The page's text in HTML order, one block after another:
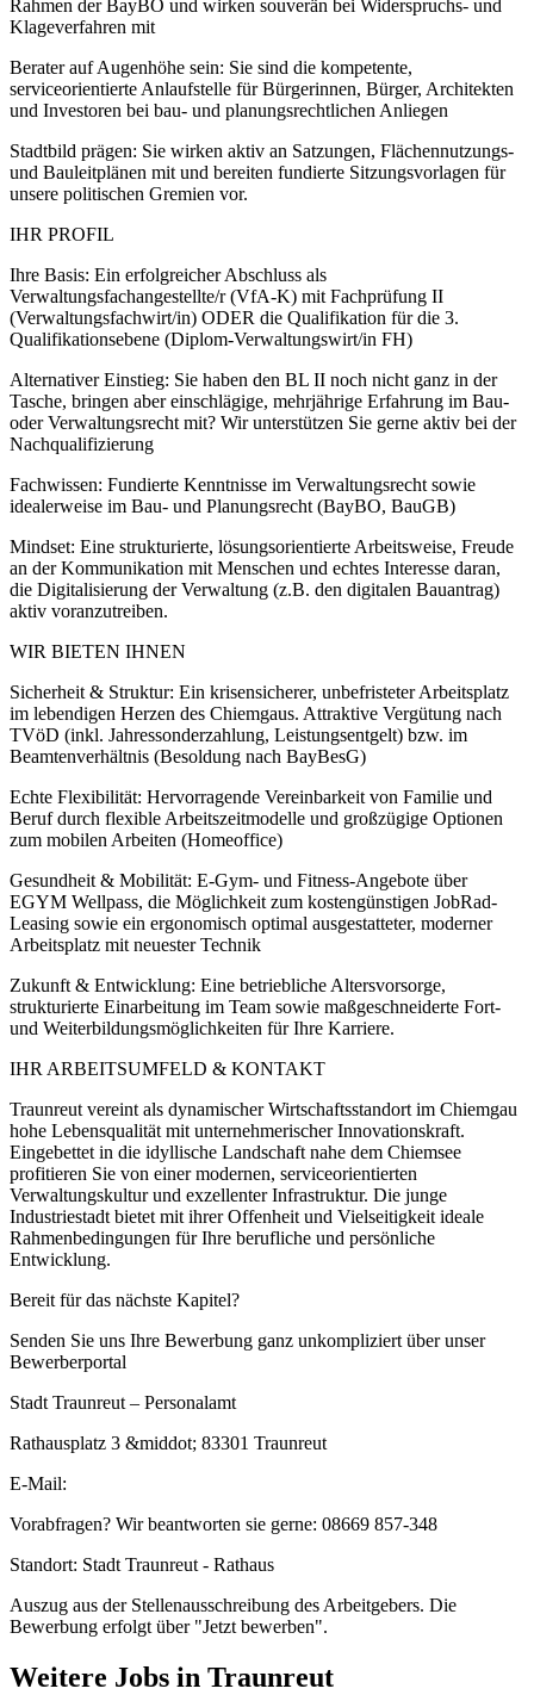
Rahmen der BayBO und wirken souverän bei Widerspruchs- und
Klageverfahren mit
Berater auf Augenhöhe sein: Sie sind die kompetente,
serviceorientierte Anlaufstelle für Bürgerinnen, Bürger, Architekten
und Investoren bei bau- und planungsrechtlichen Anliegen
Stadtbild prägen: Sie wirken aktiv an Satzungen, Flächennutzungs-
und Bauleitplänen mit und bereiten fundierte Sitzungsvorlagen für
unsere politischen Gremien vor.
IHR PROFIL
Ihre Basis: Ein erfolgreicher Abschluss als
Verwaltungsfachangestellte/r (VfA-K) mit Fachprüfung II
(Verwaltungsfachwirt/in) ODER die Qualifikation für die 3.
Qualifikationsebene (Diplom-Verwaltungswirt/in FH)
Alternativer Einstieg: Sie haben den BL II noch nicht ganz in der
Tasche, bringen aber einschlägige, mehrjährige Erfahrung im Bau-
oder Verwaltungsrecht mit? Wir unterstützen Sie gerne aktiv bei der
Nachqualifizierung
Fachwissen: Fundierte Kenntnisse im Verwaltungsrecht sowie
idealerweise im Bau- und Planungsrecht (BayBO, BauGB)
Mindset: Eine strukturierte, lösungsorientierte Arbeitsweise, Freude
an der Kommunikation mit Menschen und echtes Interesse daran,
die Digitalisierung der Verwaltung (z.B. den digitalen Bauantrag)
aktiv voranzutreiben.
WIR BIETEN IHNEN
Sicherheit & Struktur: Ein krisensicherer, unbefristeter Arbeitsplatz
im lebendigen Herzen des Chiemgaus. Attraktive Vergütung nach
TVöD (inkl. Jahressonderzahlung, Leistungsentgelt) bzw. im
Beamtenverhältnis (Besoldung nach BayBesG)
Echte Flexibilität: Hervorragende Vereinbarkeit von Familie und
Beruf durch flexible Arbeitszeitmodelle und großzügige Optionen
zum mobilen Arbeiten (Homeoffice)
Gesundheit & Mobilität: E-Gym- und Fitness-Angebote über
EGYM Wellpass, die Möglichkeit zum kostengünstigen JobRad-
Leasing sowie ein ergonomisch optimal ausgestatteter, moderner
Arbeitsplatz mit neuester Technik
Zukunft & Entwicklung: Eine betriebliche Altersvorsorge,
strukturierte Einarbeitung im Team sowie maßgeschneiderte Fort-
und Weiterbildungsmöglichkeiten für Ihre Karriere.
IHR ARBEITSUMFELD & KONTAKT
Traunreut vereint als dynamischer Wirtschaftsstandort im Chiemgau
hohe Lebensqualität mit unternehmerischer Innovationskraft.
Eingebettet in die idyllische Landschaft nahe dem Chiemsee
profitieren Sie von einer modernen, serviceorientierten
Verwaltungskultur und exzellenter Infrastruktur. Die junge
Industriestadt bietet mit ihrer Offenheit und Vielseitigkeit ideale
Rahmenbedingungen für Ihre berufliche und persönliche
Entwicklung.
Bereit für das nächste Kapitel?
Senden Sie uns Ihre Bewerbung ganz unkompliziert über unser
Bewerberportal
Stadt Traunreut – Personalamt
Rathausplatz 3 &middot; 83301 Traunreut
E-Mail:
Vorabfragen? Wir beantworten sie gerne: 08669 857-348
Standort: Stadt Traunreut - Rathaus
Auszug aus der Stellenausschreibung des Arbeitgebers. Die
Bewerbung erfolgt über "Jetzt bewerben".
Weitere Jobs in Traunreut